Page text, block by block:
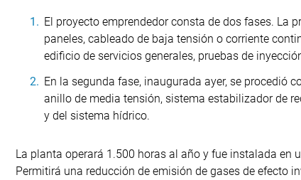
El proyecto emprendedor consta de dos fases. La
paneles, cableado de baja tensión o corriente
edificio de servicios generales, pruebas de
En la segunda fase, inaugurada ayer, se procedió
anillo de media tensión, sistema estabilizador de
y del sistema hídrico.
La planta operará 1.500 horas al año y fue instalada en
Permitirá una reducción de emisión de gases de efecto